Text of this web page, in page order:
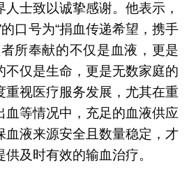
维码预约捐血
士致以诚挚感谢。他表示，
口号为“捐血传递希望，携手
所奉献的不仅是血液，更是
不仅是生命，更是无数家庭的
重视医疗服务发展，尤其在重
血等情况中，充足的血液供应
血液来源安全且数量稳定，才
及时有效的输血治疗。